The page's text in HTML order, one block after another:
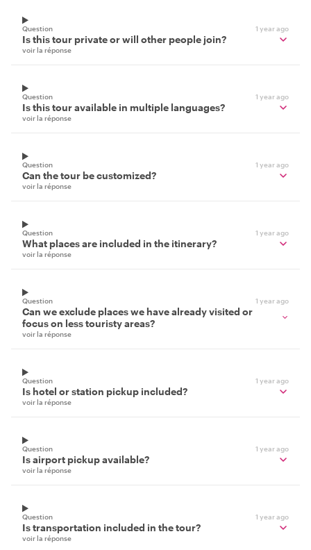
Question 1 year ago
Is this tour private or will other people join?
voir la réponse
Question 1 year ago
Is this tour available in multiple languages?
voir la réponse
Question 1 year ago
Can the tour be customized?
voir la réponse
Question 1 year ago
What places are included in the itinerary?
voir la réponse
Question 1 year ago
Can we exclude places we have already visited or
focus on less touristy areas?
voir la réponse
Question 1 year ago
Is hotel or station pickup included?
voir la réponse
Question 1 year ago
Is airport pickup available?
voir la réponse
Question 1 year ago
Is transportation included in the tour?
voir la réponse